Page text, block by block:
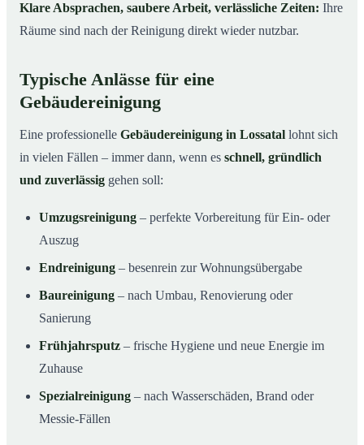
Klare Absprachen, saubere Arbeit, verlässliche Zeiten: Ihre
Räume sind nach der Reinigung direkt wieder nutzbar.
Typische Anlässe für eine
Gebäudereinigung
Eine professionelle Gebäudereinigung in Lossatal lohnt sich
in vielen Fällen – immer dann, wenn es schnell, gründlich
und zuverlässig gehen soll:
Umzugsreinigung – perfekte Vorbereitung für Ein- oder
Auszug
Endreinigung – besenrein zur Wohnungsübergabe
Baureinigung – nach Umbau, Renovierung oder
Sanierung
Frühjahrsputz – frische Hygiene und neue Energie im
Zuhause
Spezialreinigung – nach Wasserschäden, Brand oder
Messie-Fällen